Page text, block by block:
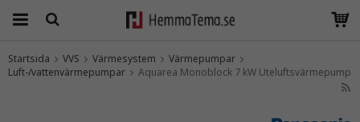
Produkten har blivit tillagd i varukorgen
Startsida VVS Värmesystem
Värmepumpar
Luft-/vattenvärmepumpar
Aquarea Monoblock 7 kW Uteluftsvärmepump